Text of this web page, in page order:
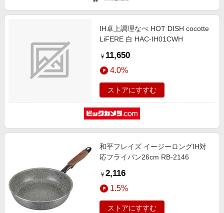
IH卓上調理なべ HOT DISH cocotte
LiFERE 白 HAC-IH01CWH
￥ 11,650
4.0%
ストアにすすむ
和平フレイズ イージーロングIH対
応フライパン26cm RB-2146
￥ 2,116
1.5%
ストアにすすむ